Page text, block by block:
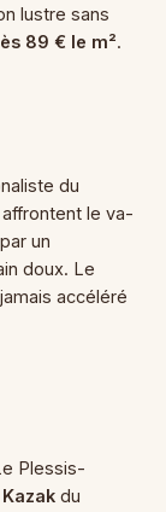
lustre sans
89 € le m².
du
affrontent le va-
un
doux. Le
accéléré
Plessis-
Kazak du